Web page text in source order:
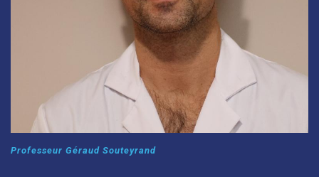
Professeur Géraud Souteyrand